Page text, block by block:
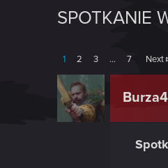
SPOTKANIE
1 2 3 … 7 Next